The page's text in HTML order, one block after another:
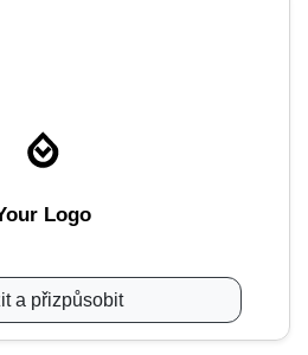
Logo
a přizpůsobit